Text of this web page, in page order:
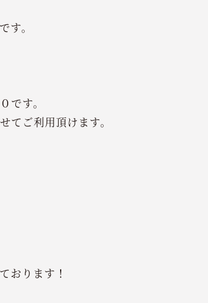
す。
です。
てご利用頂けます。
おります！